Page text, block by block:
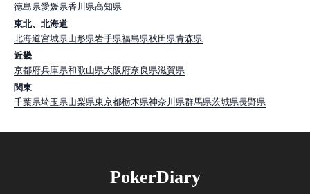
徳島県愛媛県香川県高知県
東北、北海道
北海道宮城県山形県岩手県福島県秋田県青森県
近畿
京都府兵庫県和歌山県大阪府奈良県滋賀県
関東
千葉県埼玉県山梨県東京都栃木県神奈川県群馬県茨城県長野県
PokerDiary